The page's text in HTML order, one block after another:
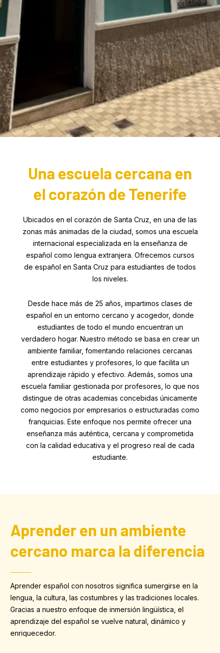
Una escuela cercana en
el corazón de Tenerife
Ubicados en el corazón de Santa Cruz, en una de las
zonas más animadas de la ciudad, somos una escuela
internacional especializada en la enseñanza de
español como lengua extranjera. Ofrecemos cursos
de español en Santa Cruz para estudiantes de todos
los niveles.
Desde hace más de 25 años, impartimos clases de
español en un entorno cercano y acogedor, donde
estudiantes de todo el mundo encuentran un
verdadero hogar. Nuestro método se basa en crear un
ambiente familiar, fomentando relaciones cercanas
entre estudiantes y profesores, lo que facilita un
aprendizaje rápido y efectivo. Además, somos una
escuela familiar gestionada por profesores, lo que nos
distingue de otras academias concebidas únicamente
como negocios por empresarios o estructuradas como
franquicias. Este enfoque nos permite ofrecer una
enseñanza más auténtica, cercana y comprometida
con la calidad educativa y el progreso real de cada
estudiante.
Aprender en un ambiente
cercano marca la diferencia
Aprender español con nosotros significa sumergirse en la
lengua, la cultura, las costumbres y las tradiciones locales.
Gracias a nuestro enfoque de inmersión lingüística, el
aprendizaje del español se vuelve natural, dinámico y
enriquecedor.